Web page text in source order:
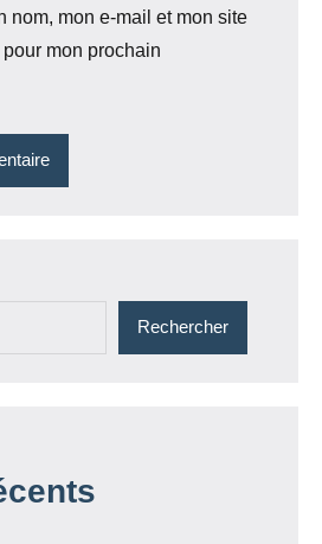
nom, mon e-mail et mon site
mon prochain
Rechercher